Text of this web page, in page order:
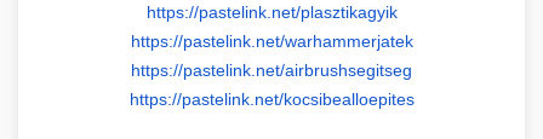
https://pastelink.net/plasztikagyik
https://pastelink.net/warhammerjatek
https://pastelink.net/airbrushsegitseg
https://pastelink.net/kocsibealloepites